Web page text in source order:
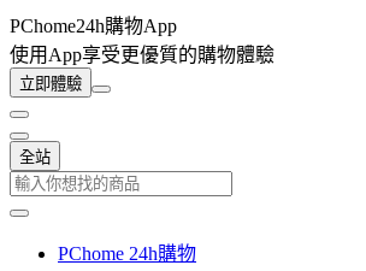
PChome24h購物App
使用App享受更優質的購物體驗
立即體驗
全站
PChome 24h購物